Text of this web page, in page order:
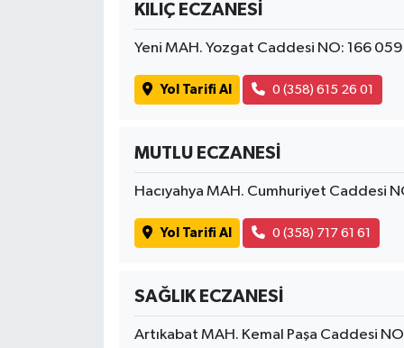
KILIÇ ECZANESİ
Yeni MAH. Yozgat Caddesi NO: 166
Yol Tarifi Al 0 (358) 615 26 01
MUTLU ECZANESİ
Hacıyahya MAH. Cumhuriyet Caddesi
Yol Tarifi Al 0 (358) 717 61 61
SAĞLIK ECZANESİ
Artıkabat MAH. Kemal Paşa Caddesi